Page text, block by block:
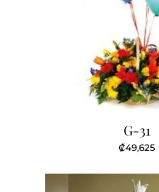
G-31
₡49,625